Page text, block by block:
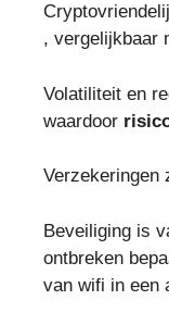
, vergelijkbaar
Volatiliteit en
waardoor
Verzekeringen
Beveiliging is
ontbreken
van wifi in een